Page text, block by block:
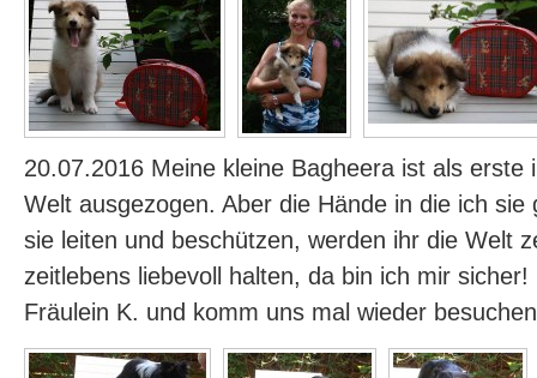
20.07.2016 Meine kleine Bagheera ist als erste
Welt ausgezogen. Aber die Hände in die ich sie
sie leiten und beschützen, werden ihr die Welt
zeitlebens liebevoll halten, da bin ich mir
Fräulein K. und komm uns mal wieder